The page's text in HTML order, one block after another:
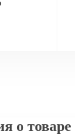
о товаре